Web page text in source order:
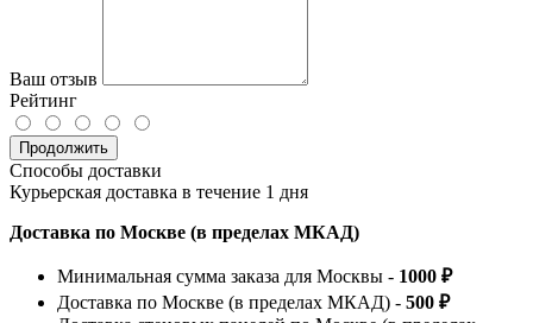
Ваш отзыв
Рейтинг
Продолжить
Способы доставки
Курьерская доставка в течение 1 дня
Доставка по Москве (в пределах МКАД)
Минимальная сумма заказа для Москвы - 1000 ₽
Доставка по Москве (в пределах МКАД) - 500 ₽